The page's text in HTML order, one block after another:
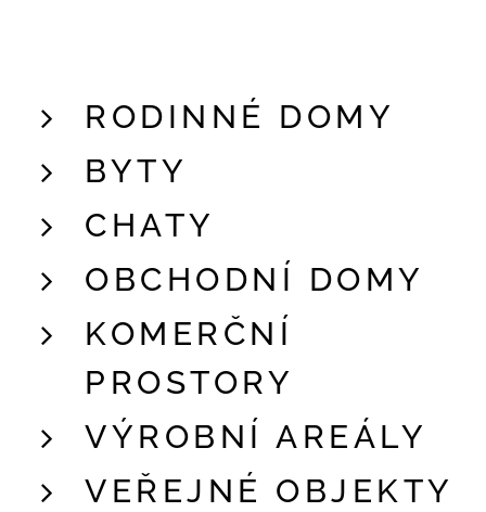
RODINNÉ DOMY
BYTY
CHATY
OBCHODNÍ DOMY
KOMERČNÍ
PROSTORY
VÝROBNÍ AREÁLY
VEŘEJNÉ OBJEKTY